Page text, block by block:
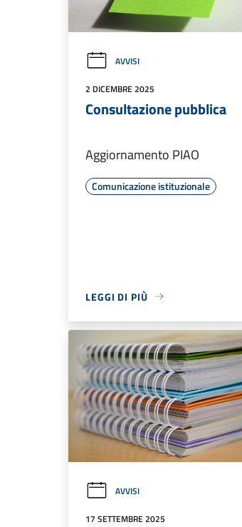
AVVISI
2 DICEMBRE 2025
Consultazione pubblica
Aggiornamento PIAO
Comunicazione istituzionale
LEGGI DI PIÙ
AVVISI
17 SETTEMBRE 2025